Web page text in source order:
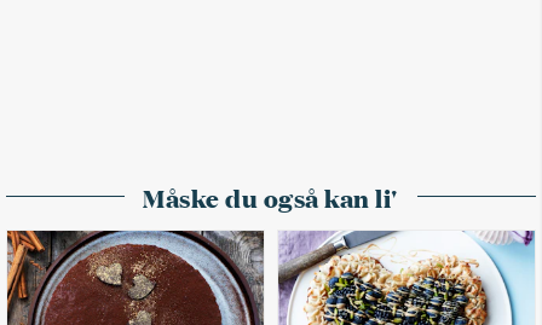
Måske du også kan li'